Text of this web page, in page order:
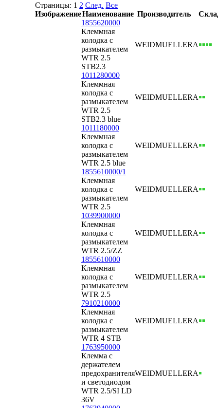
Страницы: 1 2 След. Все
ИзображениеНаименование Производитель
1855620000
Клеммная
колодка с
размыкателем
WTR 2.5
STB2.3
WEIDMUELLERА
1011280000
Клеммная
колодка с
размыкателем
WTR 2.5
STB2.3 blue
WEIDMUELLERА
1011180000
Клеммная
колодка с
размыкателем
WTR 2.5 blue
WEIDMUELLERА
1855610000/1
Клеммная
колодка с
размыкателем
WTR 2.5
WEIDMUELLERА
1039900000
Клеммная
колодка с
размыкателем
WTR 2.5/ZZ
WEIDMUELLERА
1855610000
Клеммная
колодка с
размыкателем
WTR 2.5
WEIDMUELLERА
7910210000
Клеммная
колодка с
размыкателем
WTR 4 STB
WEIDMUELLERА
1763950000
Клемма с
держателем
предохранителя
и светодиодом
WTR 2.5/SI LD
36V
WEIDMUELLERА